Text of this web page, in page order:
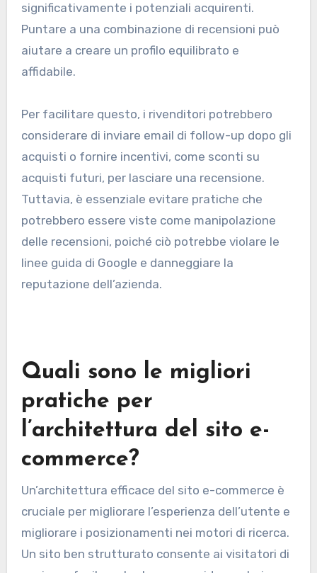
significativamente i potenziali acquirenti.
Puntare a una combinazione di recensioni può
aiutare a creare un profilo equilibrato e
affidabile.
Per facilitare questo, i rivenditori potrebbero
considerare di inviare email di follow-up dopo gli
acquisti o fornire incentivi, come sconti su
acquisti futuri, per lasciare una recensione.
Tuttavia, è essenziale evitare pratiche che
potrebbero essere viste come manipolazione
delle recensioni, poiché ciò potrebbe violare le
linee guida di Google e danneggiare la
reputazione dell’azienda.
Quali sono le migliori
pratiche per
l’architettura del sito e-
commerce?
Un’architettura efficace del sito e-commerce è
cruciale per migliorare l’esperienza dell’utente e
migliorare i posizionamenti nei motori di ricerca.
Un sito ben strutturato consente ai visitatori di